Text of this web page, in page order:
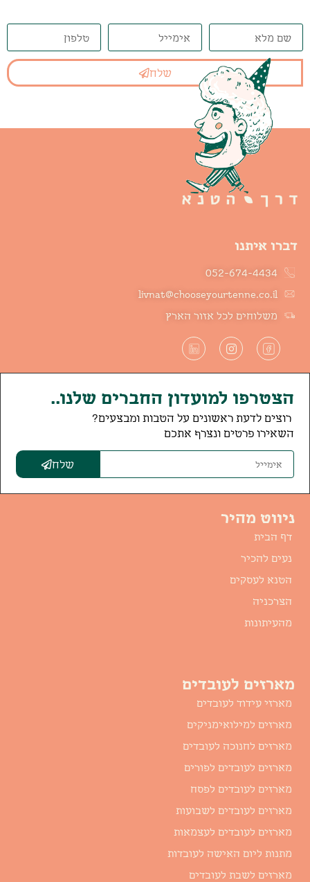
שלח
דברו איתנו
052-674-4434
livnat@chooseyourtenne.co.il
משלוחים לכל אזור הארץ
הצטרפו למועדון החברים שלנו..
רוצים לדעת ראשונים על הטבות ומבצעים?
השאירו פרטים ונצרף אתכם
שלח
ניווט מהיר
דף הבית
נעים להכיר
הטנא לעסקים
הצרכניה
מהעיתונות
מארזים לעובדים
מארזי עידוד לעובדים
מארזים למילואימניקים
מארזים לחנוכה לעובדים
מארזים לעובדים לפורים
מארזים לעובדים לפסח
מארזים לעובדים לשבועות
מארזים לעובדים לעצמאות
מתנות ליום האישה לעובדות
מארזים לשבת לעובדים